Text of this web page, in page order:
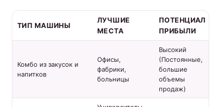
ТИП МАШИНЫ
ЛУЧШИЕ
МЕСТА
ПОТЕНЦИАЛ
ПРИБЫЛИ
Комбо из закусок и
напитков
Офисы,
фабрики,
больницы
Высокий
(Постоянные,
большие
объемы
продаж)